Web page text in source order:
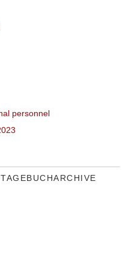
personnel